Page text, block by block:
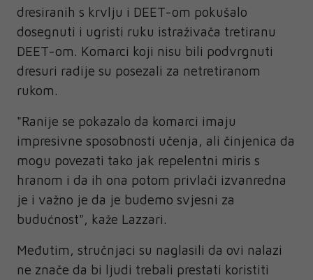
dresiranih s krvlju i DEET-om pokušalo
dosegnuti i ugristi ruku istraživača tretiranu
DEET-om. Komarci koji nisu bili podvrgnuti
dresuri radije su posezali za netretiranom
rukom.
"Ranije se pokazalo da komarci imaju
impresivne sposobnosti učenja, ali činjenica da
mogu povezati tako jak repelentni miris s
hranom i da ih ona potom privlači izvanredna
je i važno je da je budemo svjesni za
budućnost", kaže Lazzari.
Međutim, stručnjaci su naglasili da ovi nalazi
ne znače da bi ljudi trebali prestati koristiti